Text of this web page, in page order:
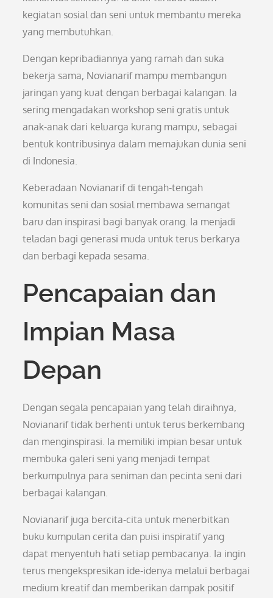
kegiatan sosial dan seni untuk membantu mereka
yang membutuhkan.
Dengan kepribadiannya yang ramah dan suka
bekerja sama, Novianarif mampu membangun
jaringan yang kuat dengan berbagai kalangan. Ia
sering mengadakan workshop seni gratis untuk
anak-anak dari keluarga kurang mampu, sebagai
bentuk kontribusinya dalam memajukan dunia seni
di Indonesia.
Keberadaan Novianarif di tengah-tengah
komunitas seni dan sosial membawa semangat
baru dan inspirasi bagi banyak orang. Ia menjadi
teladan bagi generasi muda untuk terus berkarya
dan berbagi kepada sesama.
Pencapaian dan
Impian Masa
Depan
Dengan segala pencapaian yang telah diraihnya,
Novianarif tidak berhenti untuk terus berkembang
dan menginspirasi. Ia memiliki impian besar untuk
membuka galeri seni yang menjadi tempat
berkumpulnya para seniman dan pecinta seni dari
berbagai kalangan.
Novianarif juga bercita-cita untuk menerbitkan
buku kumpulan cerita dan puisi inspiratif yang
dapat menyentuh hati setiap pembacanya. Ia ingin
terus mengekspresikan ide-idenya melalui berbagai
medium kreatif dan memberikan dampak positif